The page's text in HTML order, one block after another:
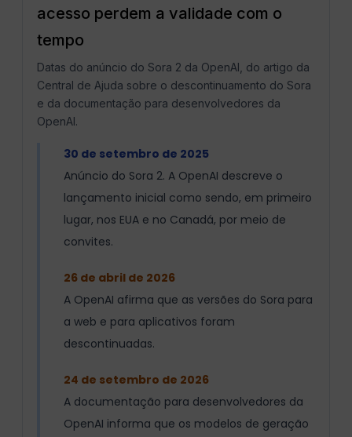
acesso perdem a validade com o
tempo
Datas do anúncio do Sora 2 da OpenAI, do artigo da
Central de Ajuda sobre o descontinuamento do Sora
e da documentação para desenvolvedores da
OpenAI.
30 de setembro de 2025
Anúncio do Sora 2. A OpenAI descreve o
lançamento inicial como sendo, em primeiro
lugar, nos EUA e no Canadá, por meio de
convites.
26 de abril de 2026
A OpenAI afirma que as versões do Sora para
a web e para aplicativos foram
descontinuadas.
24 de setembro de 2026
A documentação para desenvolvedores da
OpenAI informa que os modelos de geração